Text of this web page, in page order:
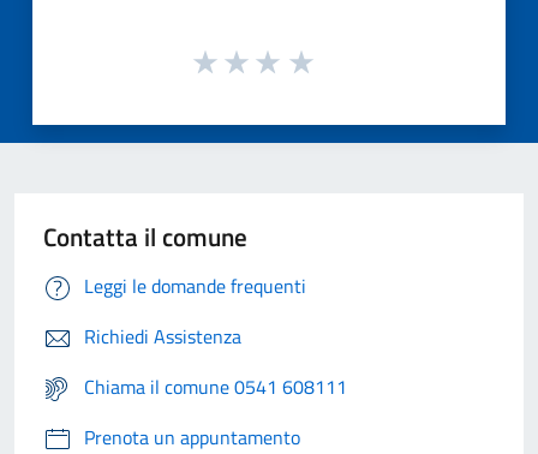
Contatta il comune
Leggi le domande frequenti
Richiedi Assistenza
Chiama il comune 0541 608111
Prenota un appuntamento